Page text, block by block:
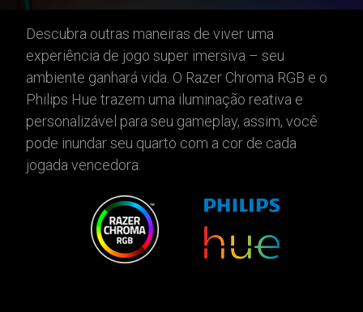
Descubra outras maneiras de viver uma
experiência de jogo super imersiva – seu
ambiente ganhará vida. O Razer Chroma RGB e o
Philips Hue trazem uma iluminação reativa e
personalizável para seu gameplay, assim, você
pode inundar seu quarto com a cor de cada
jogada vencedora.